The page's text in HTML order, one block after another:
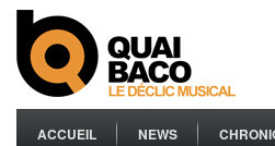
ACCUEIL NEWS